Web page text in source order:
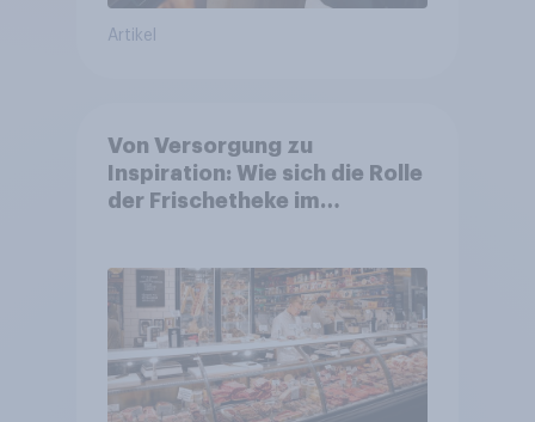
Artikel
Von Versorgung zu
Inspiration: Wie sich die Rolle
der Frischetheke im